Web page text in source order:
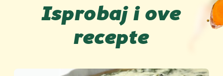
Isprobaj i ove
recepte